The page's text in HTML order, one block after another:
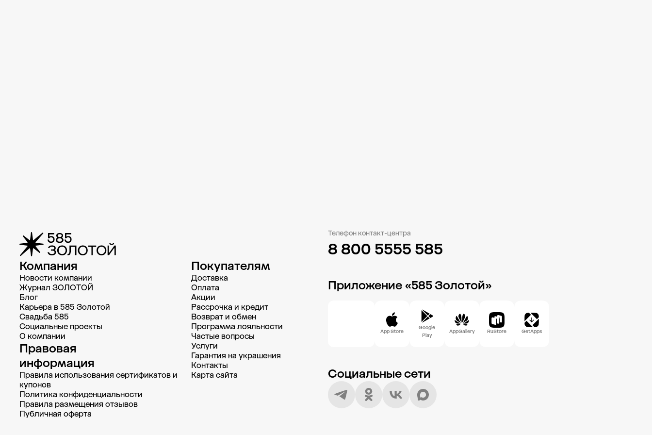
Компания
Новости компании
Журнал ЗОЛОТОЙ
Блог
Карьера в 585 Золотой
Свадьба 585
Социальные проекты
О компании
Правовая
информация
Правила использования сертификатов и
купонов
Политика конфиденциальности
Правила размещения отзывов
Публичная оферта
Покупателям
Доставка
Oплата
Акции
Рассрочка и кредит
Возврат и обмен
Программа лояльности
Частые вопросы
Услуги
Гарантия на украшения
Контакты
Карта сайта
Телефон контакт-центра
8 800 5555 585
Приложение «585 Золотой»
App Store
Google
Play
AppGallery RuStore GetApps
Социальные сети